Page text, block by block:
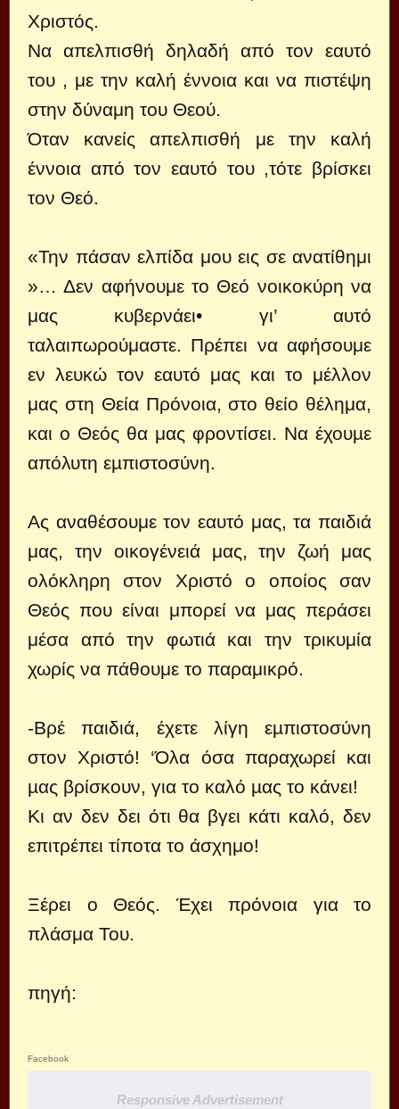
Χριστός.
Να απελπισθή δηλαδή από τον εαυτό
του , με την καλή έννοια και να πιστέψη
στην δύναμη του Θεού.
Όταν κανείς απελπισθή με την καλή
έννοια από τον εαυτό του ,τότε βρίσκει
τον Θεό.
«Την πάσαν ελπίδα μου εις σε ανατίθημι
»… Δεν αφήνουμε το Θεό νοικοκύρη να
μας κυβερνάει• γι’ αυτό
ταλαιπωρούμαστε. Πρέπει να αφήσουμε
εν λευκώ τον εαυτό μας και το μέλλον
μας στη Θεία Πρόνοια, στο θείο θέλημα,
και ο Θεός θα μας φροντίσει. Να έχουµε
απόλυτη εµπιστοσύνη.
Ας αναθέσουμε τον εαυτό μας, τα παιδιά
μας, την οικογένειά μας, την ζωή μας
ολόκληρη στον Χριστό ο οποίος σαν
Θεός που είναι μπορεί να μας περάσει
μέσα από την φωτιά και την τρικυμία
χωρίς να πάθουμε το παραμικρό.
-Βρέ παιδιά, έχετε λίγη εµπιστοσύνη
στον Χριστό! ‘Όλα όσα παραχωρεί και
µας βρίσκουν, για το καλό µας το κάνει!
Κι αν δεν δει ότι θα βγει κάτι καλό, δεν
επιτρέπει τίποτα το άσχημο!
Ξέρει ο Θεός. Έχει πρόνοια για το
πλάσμα Του.
πηγή:
Facebook
Responsive Advertisement